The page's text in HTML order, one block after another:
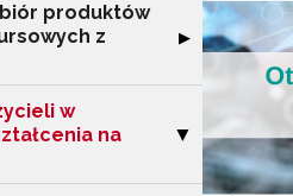
produktów
z
Rozwiń sekcję
▶
w
na
Zwiń sekcję
▶